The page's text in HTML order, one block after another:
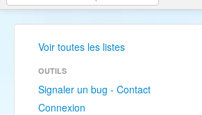
Voir toutes les listes
OUTILS
Signaler un bug - Contact
Connexion